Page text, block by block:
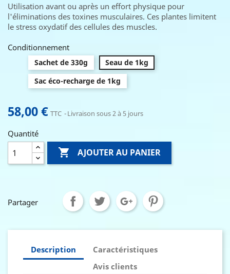
Utilisation avant ou après un effort physique pour
l'éliminations des toxines musculaires. Ces plantes limitent
le stress oxydatif des cellules des muscles.
Conditionnement
Sachet de 330g
Seau de 1kg
Sac éco-recharge de 1kg
58,00 € TTC Livraison sous 2 à 5 jours
Quantité
 AJOUTER AU PANIER
Partager
Description
Caractéristiques
Avis clients